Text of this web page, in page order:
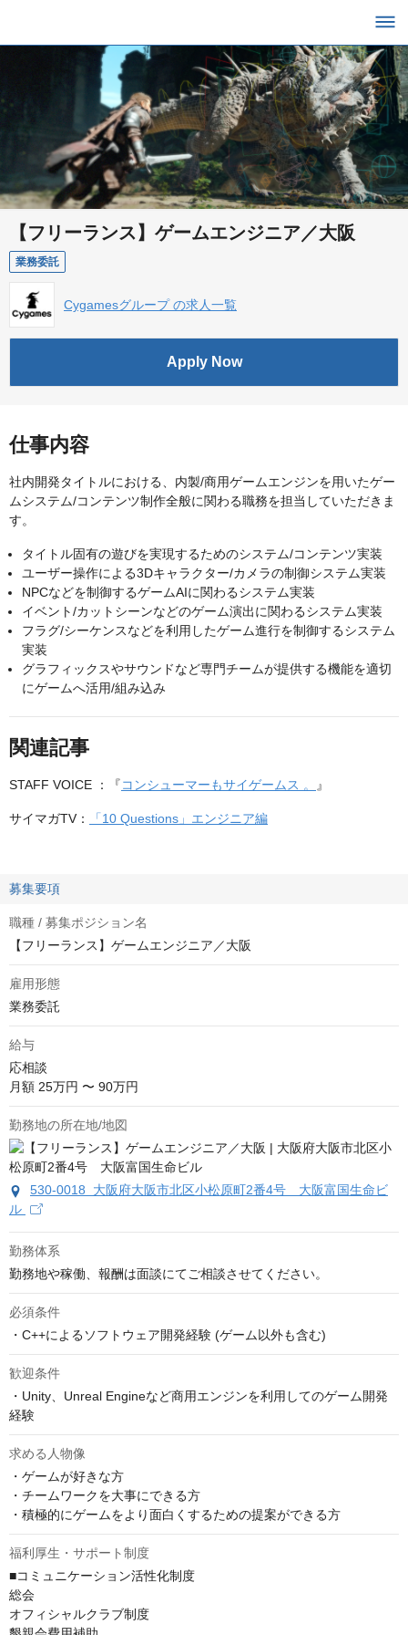
【フリーランス】ゲームエンジニア／大阪
業務委託
Cygamesグループ の求人一覧
Apply Now
仕事内容
社内開発タイトルにおける、内製/商用ゲームエンジンを用いたゲー
ムシステム/コンテンツ制作全般に関わる職務を担当していただきま
す。
タイトル固有の遊びを実現するためのシステム/コンテンツ実装
ユーザー操作による3Dキャラクター/カメラの制御システム実装
NPCなどを制御するゲームAIに関わるシステム実装
イベント/カットシーンなどのゲーム演出に関わるシステム実装
フラグ/シーケンスなどを利用したゲーム進行を制御するシステム
実装
グラフィックスやサウンドなど専門チームが提供する機能を適切
にゲームへ活用/組み込み
関連記事
STAFF VOICE ：『コンシューマーもサイゲームス 。 』
サイマガTV： 「10 Questions」エンジニア編
募集要項
職種 / 募集ポジション名
【フリーランス】ゲームエンジニア／大阪
雇用形態
業務委託
給与
応相談
月額 25万円 〜 90万円
勤務地の所在地/地図
530-0018 大阪府大阪市北区小松原町2番4号 大阪富国生命ビ
ル
勤務体系
勤務地や稼働、報酬は面談にてご相談させてください。
必須条件
・C++によるソフトウェア開発経験 (ゲーム以外も含む)
歓迎条件
・Unity、Unreal Engineなど商用エンジンを利用してのゲーム開発
経験
求める人物像
・ゲームが好きな方
・チームワークを大事にできる方
・積極的にゲームをより面白くするための提案ができる方
福利厚生・サポート制度
■コミュニケーション活性化制度
総会
オフィシャルクラブ制度